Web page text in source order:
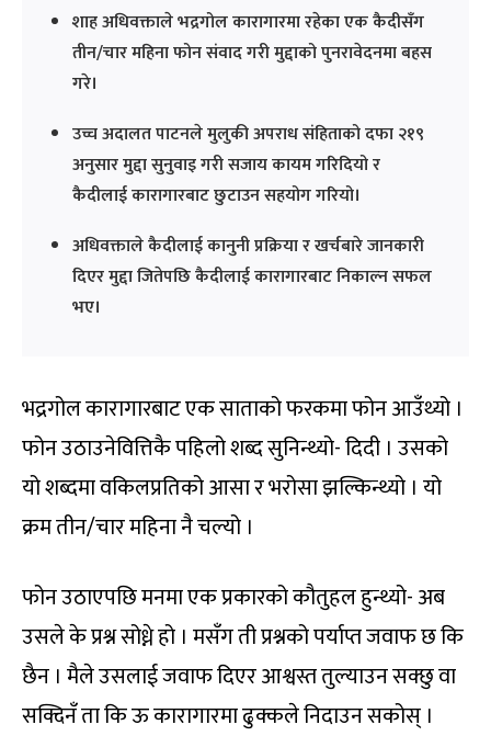
शाह अधिवक्ताले भद्रगोल कारागारमा रहेका एक कैदीसँग
तीन/चार महिना फोन संवाद गरी मुद्दाको पुनरावेदनमा बहस
गरे।
उच्च अदालत पाटनले मुलुकी अपराध संहिताको दफा २१९
अनुसार मुद्दा सुनुवाइ गरी सजाय कायम गरिदियो र
कैदीलाई कारागारबाट छुटाउन सहयोग गरियो।
अधिवक्ताले कैदीलाई कानुनी प्रक्रिया र खर्चबारे जानकारी
दिएर मुद्दा जितेपछि कैदीलाई कारागारबाट निकाल्न सफल
भए।
भद्रगोल कारागारबाट एक साताको फरकमा फोन आउँथ्यो ।
फोन उठाउनेवित्तिकै पहिलो शब्द सुनिन्थ्यो- दिदी । उसको
यो शब्दमा वकिलप्रतिको आसा र भरोसा झल्किन्थ्यो । यो
क्रम तीन/चार महिना नै चल्यो ।
फोन उठाएपछि मनमा एक प्रकारको कौतुहल हुन्थ्यो- अब
उसले के प्रश्न सोध्ने हो । मसँग ती प्रश्नको पर्याप्त जवाफ छ कि
छैन । मैले उसलाई जवाफ दिएर आश्वस्त तुल्याउन सक्छु वा
सक्दिनँ ता कि ऊ कारागारमा ढुक्कले निदाउन सकोस् ।